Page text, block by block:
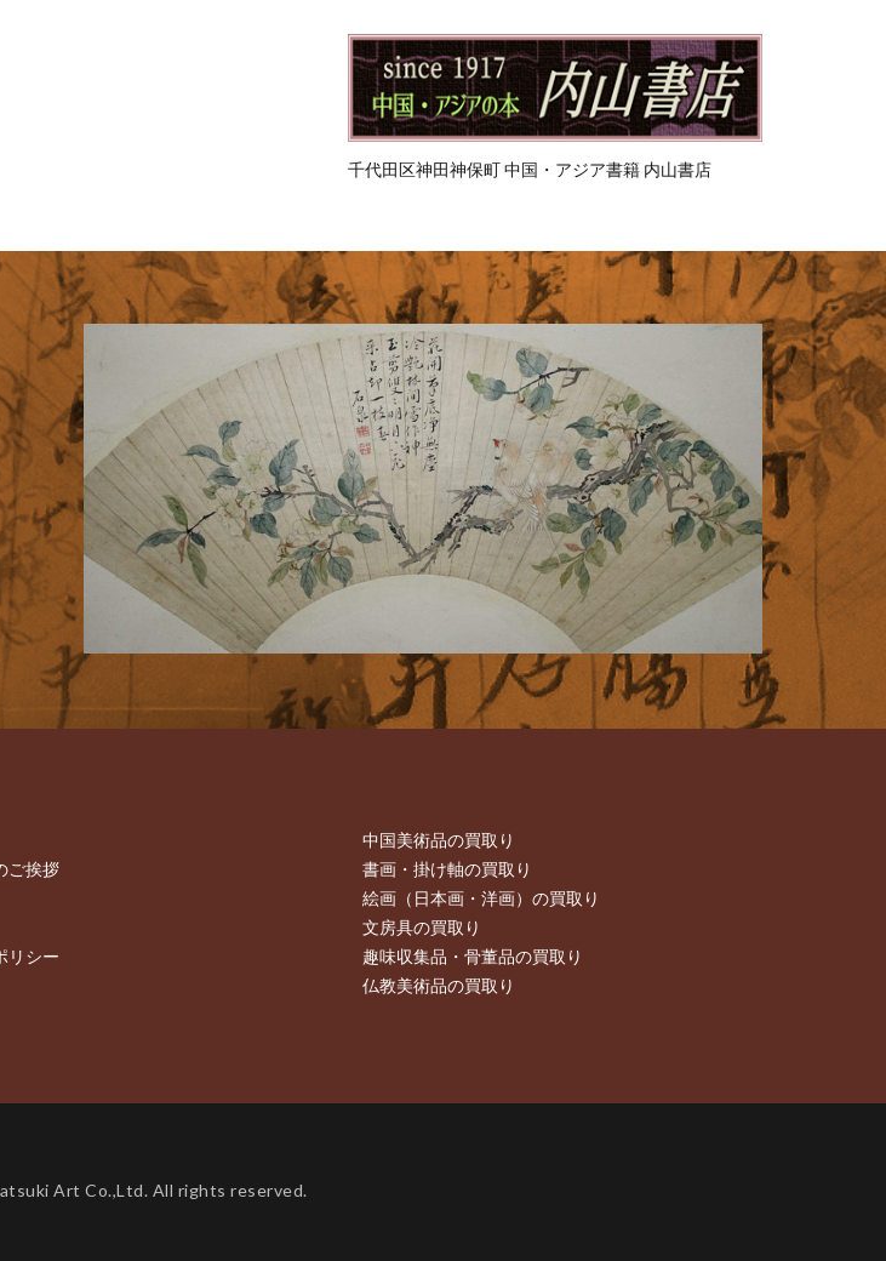
千代田区神田神保町 中国・アジア書籍 内山書店
ご挨拶
リシー
中国美術品の買取り
書画・掛け軸の買取り
絵画（日本画・洋画）の買取り
文房具の買取り
趣味収集品・骨董品の買取り
仏教美術品の買取り
Art Co.,Ltd. All rights reserved.